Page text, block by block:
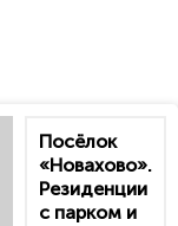
Посёлок
«Новахово».
Резиденции
с парком и